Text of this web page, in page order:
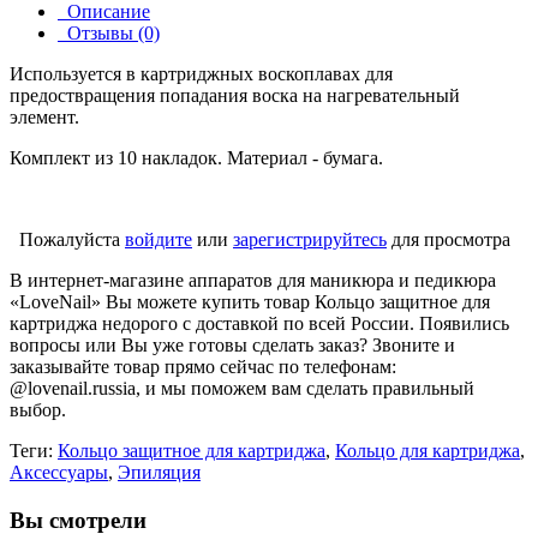
Описание
Отзывы (0)
Используется в картриджных воскоплавах для
предоствращения попадания воска на нагревательный
элемент.
Комплект из 10 накладок. Материал - бумага.
Пожалуйста войдите или зарегистрируйтесь для просмотра
В интернет-магазине аппаратов для маникюра и педикюра
«LoveNail» Вы можете купить товар Кольцо защитное для
картриджа недорого с доставкой по всей России. Появились
вопросы или Вы уже готовы сделать заказ? Звоните и
заказывайте товар прямо сейчас по телефонам:
@lovenail.russia, и мы поможем вам сделать правильный
выбор.
Теги: Кольцо защитное для картриджа, Кольцо для картриджа,
Аксессуары, Эпиляция
Вы смотрели